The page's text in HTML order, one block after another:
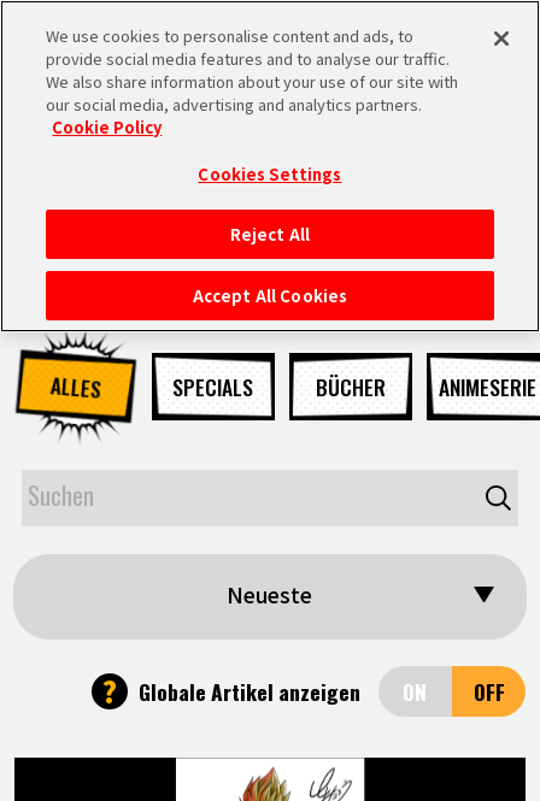
MEN
STARTSEITE
NEUES
HIGHLIGHTS
VIDEOS
SPECIALS
DE ES
NEUES
ALLES SPECIALS BÜCHER ANIMESERIE
Neueste
? Globale Artikel anzeigen
We use cookies to personalise content and ads, to
provide social media features and to analyse our traffic.
We also share information about your use of our site with
our social media, advertising and analytics partners.
Cookie Policy
Cookies Settings
Reject All
Accept All Cookies